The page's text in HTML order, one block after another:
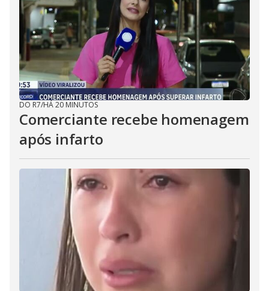
DO R7/HÁ 20 MINUTOS
Comerciante recebe homenagem
após infarto